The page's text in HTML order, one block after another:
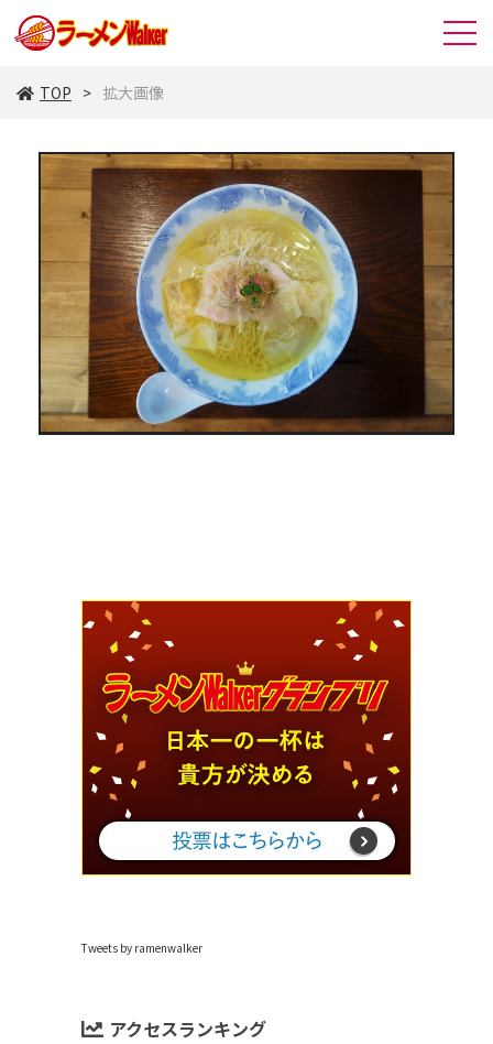
TOP 拡大画像
Tweets by ramenwalker
アクセスランキング